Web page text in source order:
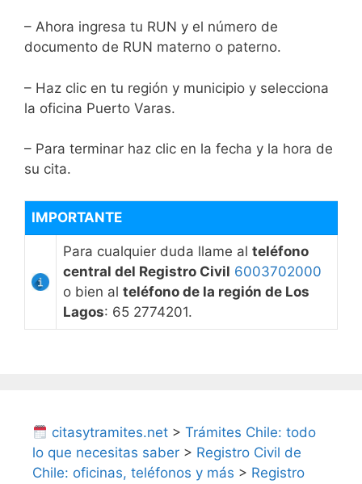
– Ahora ingresa tu RUN y el número de
documento de RUN materno o paterno.
– Haz clic en tu región y municipio y selecciona
la oficina Puerto Varas.
– Para terminar haz clic en la fecha y la hora de
su cita.
IMPORTANTE
Para cualquier duda llame al teléfono
central del Registro Civil 6003702000
o bien al teléfono de la región de Los
Lagos: 65 2774201.
citasytramites.net >Trámites Chile: todo
lo que necesitas saber > Registro Civil de
Chile: oficinas, teléfonos y más > Registro